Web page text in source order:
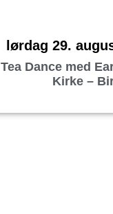
lørdag 29.
Tea Dance med
Kirke –